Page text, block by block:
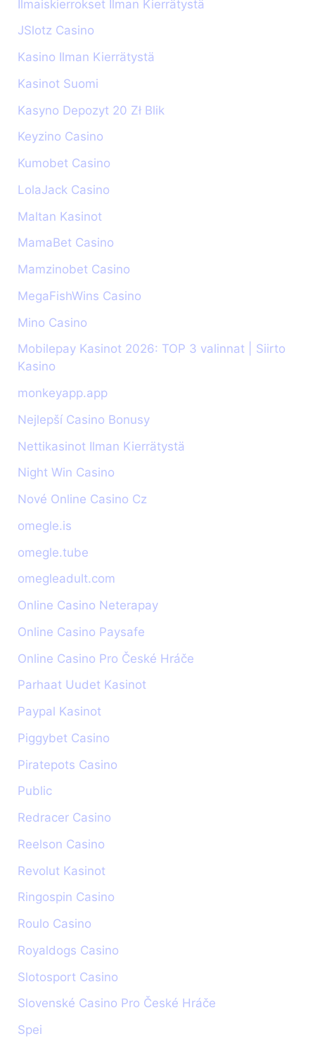
Ilmaiskierrokset Ilman Kierrätystä
JSlotz Casino
Kasino Ilman Kierrätystä
Kasinot Suomi
Kasyno Depozyt 20 Zł Blik
Keyzino Casino
Kumobet Casino
LolaJack Casino
Maltan Kasinot
MamaBet Casino
Mamzinobet Casino
MegaFishWins Casino
Mino Casino
Mobilepay Kasinot 2026: TOP 3 valinnat | Siirto
Kasino
monkeyapp.app
Nejlepší Casino Bonusy
Nettikasinot Ilman Kierrätystä
Night Win Casino
Nové Online Casino Cz
omegle.is
omegle.tube
omegleadult.com
Online Casino Neterapay
Online Casino Paysafe
Online Casino Pro České Hráče
Parhaat Uudet Kasinot
Paypal Kasinot
Piggybet Casino
Piratepots Casino
Public
Redracer Casino
Reelson Casino
Revolut Kasinot
Ringospin Casino
Roulo Casino
Royaldogs Casino
Slotosport Casino
Slovenské Casino Pro České Hráče
Spei